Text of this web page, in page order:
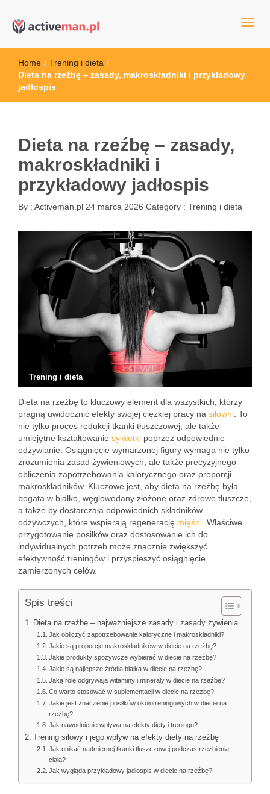
active man – sprzęt sportowy
sportowym
Home / Trening i dieta /
Dieta na rzeźbę – zasady, makroskładniki i przykładowy
jadłospis
Dieta na rzeźbę – zasady,
makroskładniki i
przykładowy jadłospis
By : Activeman.pl 24 marca 2026 Category : Trening i dieta
Trening i dieta
Dieta na rzeźbę to kluczowy element dla wszystkich, którzy
pragną uwidocznić efekty swojej ciężkiej pracy na siłowni . To
nie tylko proces redukcji tkanki tłuszczowej, ale także
umiejętne kształtowanie sylwetki poprzez odpowiednie
odżywianie. Osiągnięcie wymarzonej figury wymaga nie tylko
zrozumienia zasad żywieniowych, ale także precyzyjnego
obliczenia zapotrzebowania kalorycznego oraz proporcji
makroskładników. Kluczowe jest, aby dieta na rzeźbę była
bogata w białko, węglowodany złożone oraz zdrowe tłuszcze,
a także by dostarczała odpowiednich składników
odżywczych, które wspierają regenerację mięśni . Właściwe
przygotowanie posiłków oraz dostosowanie ich do
indywidualnych potrzeb może znacznie zwiększyć
efektywność treningów i przyspieszyć osiągnięcie
zamierzonych celów.
Spis treści
Dieta na rzeźbę – najważniejsze zasady i zasady żywienia
Jak obliczyć zapotrzebowanie kaloryczne i makroskładniki?
Jakie są proporcje makroskładników w diecie na rzeźbę?
Jakie produkty spożywcze wybierać w diecie na rzeźbę?
Jakie są najlepsze źródła białka w diecie na rzeźbę?
Jaką rolę odgrywają witaminy i minerały w diecie na rzeźbę?
Co warto stosować w suplementacji w diecie na rzeźbę?
Jakie jest znaczenie posiłków okołotreningowych w diecie na
rzeźbę?
Jak nawodnienie wpływa na efekty diety i treningu?
Trening siłowy i jego wpływ na efekty diety na rzeźbę
Jak unikać nadmiernej tkanki tłuszczowej podczas rzeźbienia
ciała?
Jak wygląda przykładowy jadłospis w diecie na rzeźbę?